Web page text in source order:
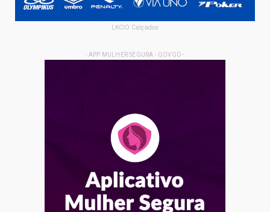
LKCIO Calçados
- APP MULHER SEGURA - GOVGO -